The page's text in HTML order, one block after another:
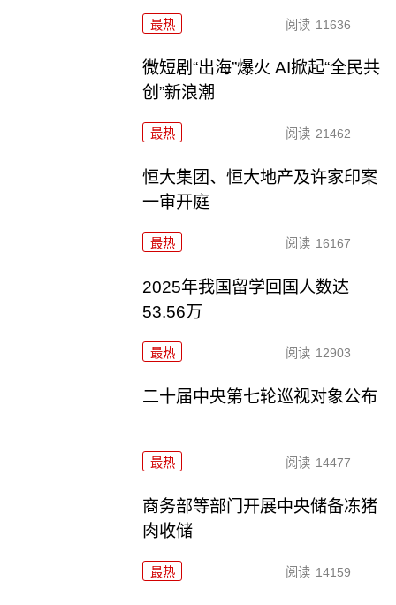
最热 阅读 11636
微短剧“出海”爆火 AI掀起“全民共
创”新浪潮
最热 阅读 21462
恒大集团、恒大地产及许家印案
一审开庭
最热 阅读 16167
2025年我国留学回国人数达
53.56万
最热 阅读 12903
二十届中央第七轮巡视对象公布
最热 阅读 14477
商务部等部门开展中央储备冻猪
肉收储
最热 阅读 14159